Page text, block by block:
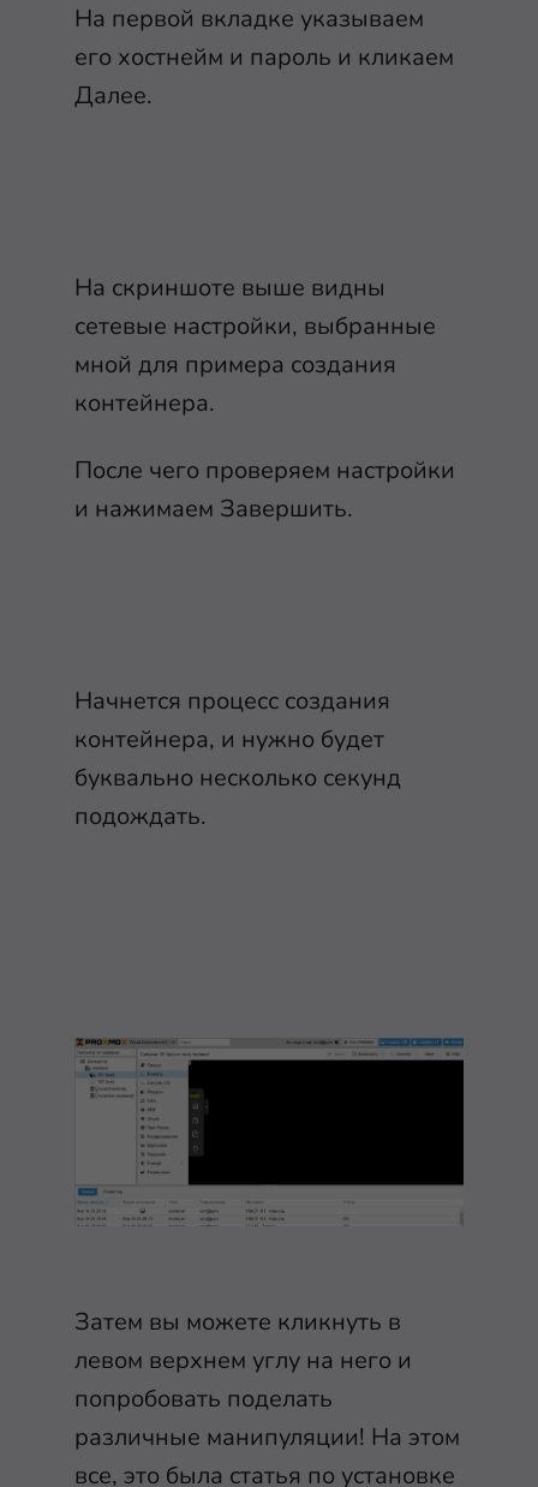
На первой вкладке указываем
его хостнейм и пароль и кликаем
Далее.
На скриншоте выше видны
сетевые настройки, выбранные
мной для примера создания
контейнера.
После чего проверяем настройки
и нажимаем Завершить.
Начнется процесс создания
контейнера, и нужно будет
буквально несколько секунд
подождать.
Затем вы можете кликнуть в
левом верхнем углу на него и
попробовать поделать
различные манипуляции! На этом
все, это была статья по установке